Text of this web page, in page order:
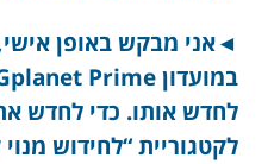
◄אני מבקש באופן
לחדש אותו. כדי לחדש
לקטגוריית “לחידוש